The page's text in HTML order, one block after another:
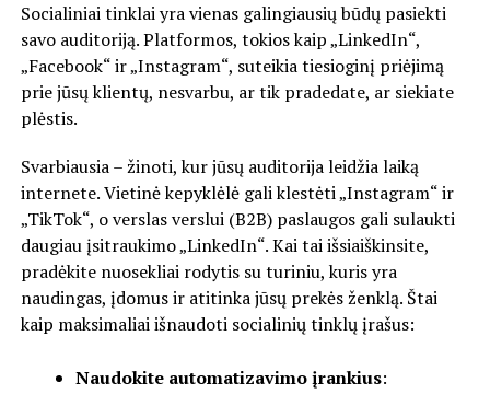
Socialiniai tinklai yra vienas galingiausių būdų pasiekti
savo auditoriją. Platformos, tokios kaip „LinkedIn“,
„Facebook“ ir „Instagram“, suteikia tiesioginį priėjimą
prie jūsų klientų, nesvarbu, ar tik pradedate, ar siekiate
plėstis.
Svarbiausia – žinoti, kur jūsų auditorija leidžia laiką
internete. Vietinė kepyklėlė gali klestėti „Instagram“ ir
„TikTok“, o verslas verslui (B2B) paslaugos gali sulaukti
daugiau įsitraukimo „LinkedIn“. Kai tai išsiaiškinsite,
pradėkite nuosekliai rodytis su turiniu, kuris yra
naudingas, įdomus ir atitinka jūsų prekės ženklą. Štai
kaip maksimaliai išnaudoti socialinių tinklų įrašus:
Naudokite automatizavimo įrankius: